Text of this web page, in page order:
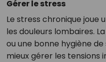
Gérer le stress
Le stress chronique joue
les douleurs lombaires.
ou une bonne hygiène
mieux gérer les tensions